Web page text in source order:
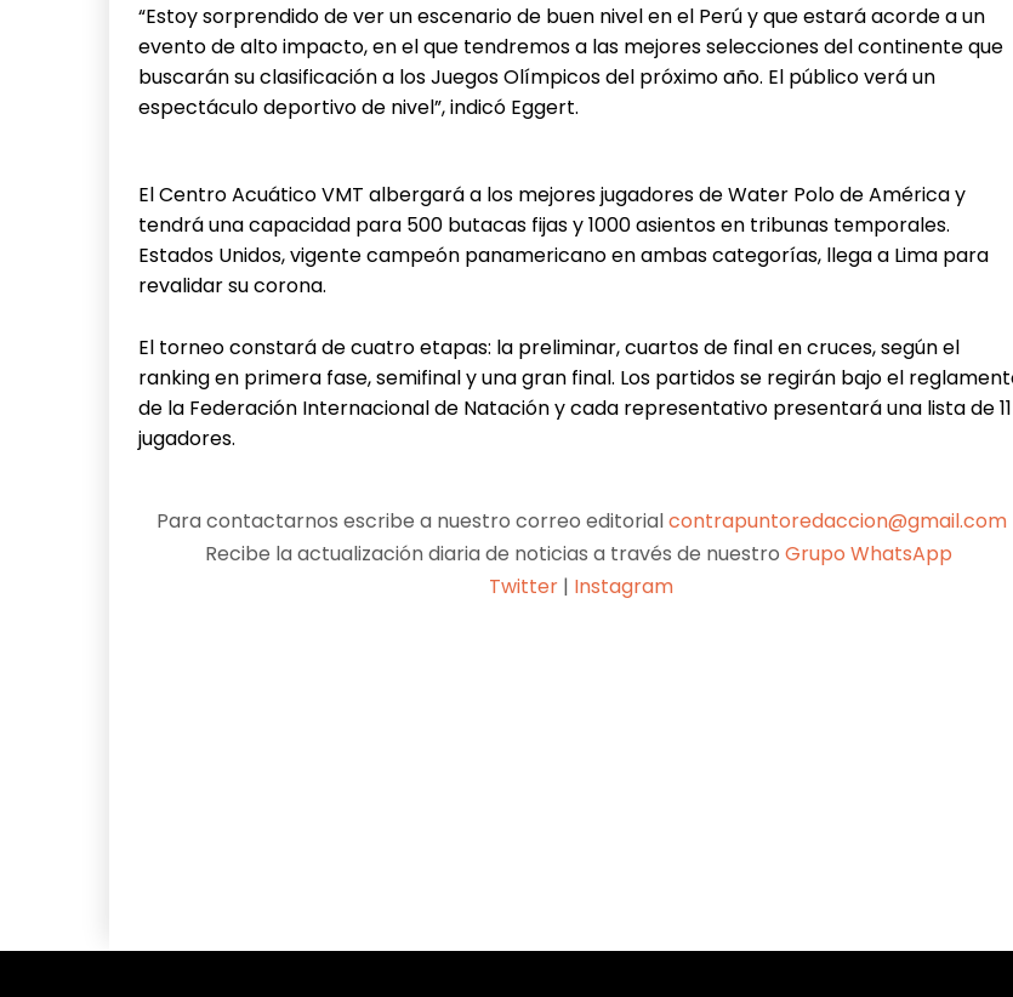
“Estoy sorprendido de ver un escenario de buen nivel en el Perú y que estará acorde a un
evento de alto impacto, en el que tendremos a las mejores selecciones del continente que
buscarán su clasificación a los Juegos Olímpicos del próximo año. El público verá un
espectáculo deportivo de nivel”, indicó Eggert.
El Centro Acuático VMT albergará a los mejores jugadores de Water Polo de América y
tendrá una capacidad para 500 butacas fijas y 1000 asientos en tribunas temporales.
Estados Unidos, vigente campeón panamericano en ambas categorías, llega a Lima para
revalidar su corona.
El torneo constará de cuatro etapas: la preliminar, cuartos de final en cruces, según el
ranking en primera fase, semifinal y una gran final. Los partidos se regirán bajo el
de la Federación Internacional de Natación y cada representativo presentará una lista de 11
jugadores.
Para contactarnos escribe a nuestro correo editorialcontrapuntoredaccion@gmail.com
Recibe la actualización diaria de noticias a través de nuestroGrupo WhatsApp
Twitter | Instagram